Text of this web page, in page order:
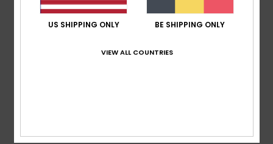
manche
Articles vus récemment
US SHIPPING ONLY BE SHIPPING ONLY
VIEW ALL COUNTRIES